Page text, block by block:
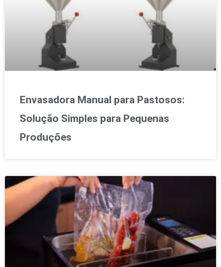
Envasadora Manual para Pastosos:
Solução Simples para Pequenas
Produções